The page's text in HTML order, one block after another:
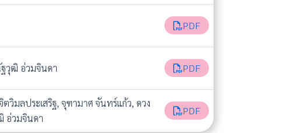
PDF
วุฒิ อ่วมจินดา PDF
วิมลประเสริฐ, จุฑามาศ จันทร์แก้ว, ดวง
อ่วมจินดา
PDF